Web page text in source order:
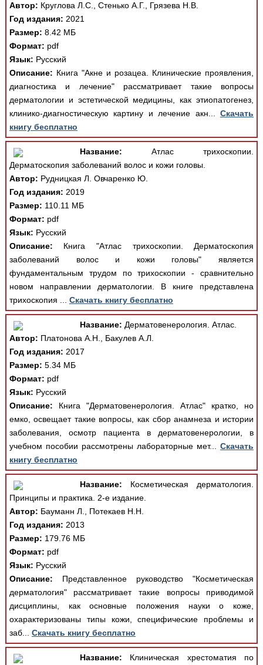
Автор: Круглова Л.С., Стенько А.Г., Грязева Н.В.
Год издания: 2021
Размер: 8.42 МБ
Формат: pdf
Язык: Русский
Описание: Книга "Акне и розацеа. Клинические проявления,
диагностика и лечение" рассматривает такие вопросы
дерматологии и эстетической медицины, как этиопатогенез,
клинико-диагностическую картину и лечение акн...Скачать
книгу бесплатно
Название: Атлас трихоскопии.
Дерматоскопия заболеваний волос и кожи головы.
Автор: Рудницкая Л. Овчаренко Ю.
Год издания: 2019
Размер: 110.11 МБ
Формат: pdf
Язык: Русский
Описание: Книга "Атлас трихоскопии. Дерматоскопия
заболеваний волос и кожи головы" является
фундаментальным трудом по трихоскопии - сравнительно
новом направлении дерматологии. В книге представлена
трихоскопия ... Скачать книгу бесплатно
Название: Дерматовенерология. Атлас.
Автор: Платонова А.Н., Бакулев А.Л.
Год издания: 2017
Размер: 5.34 МБ
Формат: pdf
Язык: Русский
Описание: Книга "Дерматовенерология. Атлас" кратко, но
емко, освещает такие вопросы, как сбор анамнеза и истории
заболевания, осмотр пациента в дерматовенерологии, в
учебном пособии рассмотрены лабораторные мет...Скачать
книгу бесплатно
Название: Косметическая дерматология.
Принципы и практика. 2-е издание.
Автор: Бауманн Л., Потекаев Н.Н.
Год издания: 2013
Размер: 179.76 МБ
Формат: pdf
Язык: Русский
Описание: Представленное руководство "Косметическая
дерматология" рассматривает такие вопросы приводимой
дисциплины, как основные положения науки о коже,
охарактеризованы типы кожи, специфические проблемы и
заб... Скачать книгу бесплатно
Название: Клиническая хрестоматия по